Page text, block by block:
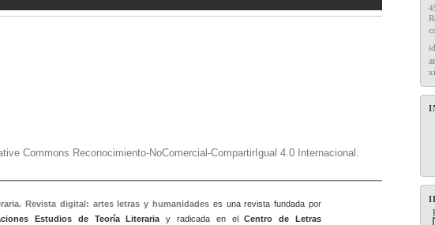
Commons Reconocimiento-NoComercial-CompartirIgual 4.0 Internacional
Revista digital: artes letras y humanidadeses una revista fundada por
Estudios de Teoría Literariay radicada en elCentro de Letras